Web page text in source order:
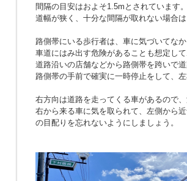
間隔の目安はおよそ1.5mとされています。
道幅が狭く、十分な間隔が取れない場合
路側帯にいる歩行者は、車に気づいてなか
車道にはみ出す危険があることも想定して
道路沿いの店舗などから路側帯を跨いで道
路側帯の手前で確実に一時停止をして、
右方向は道路を走ってくる車があるので
右から来る車に気を取られて、左側から
の目配りを忘れないようにしましょう。